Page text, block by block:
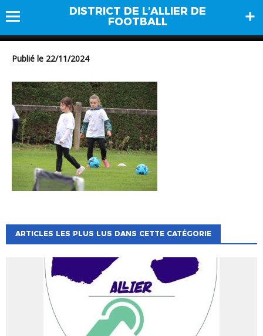
DISTRICT DE L'ALLIER DE
FOOTBALL
DSCN0692
Publié le 22/11/2024
ARTICLES LES PLUS LUS DANS CETTE CATÉGORIE